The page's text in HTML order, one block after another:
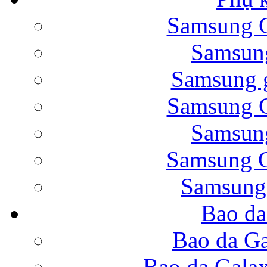
Bao da Samsung
Bao da Galaxy
Nắp lưng Samsung
Samsung
Samsung
Samsung
Bao
Bao da